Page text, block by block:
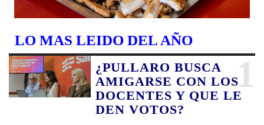
LO MAS LEIDO DEL AÑO
1
¿PULLARO BUSCA
AMIGARSE CON LOS
DOCENTES Y QUE LE
DEN VOTOS?